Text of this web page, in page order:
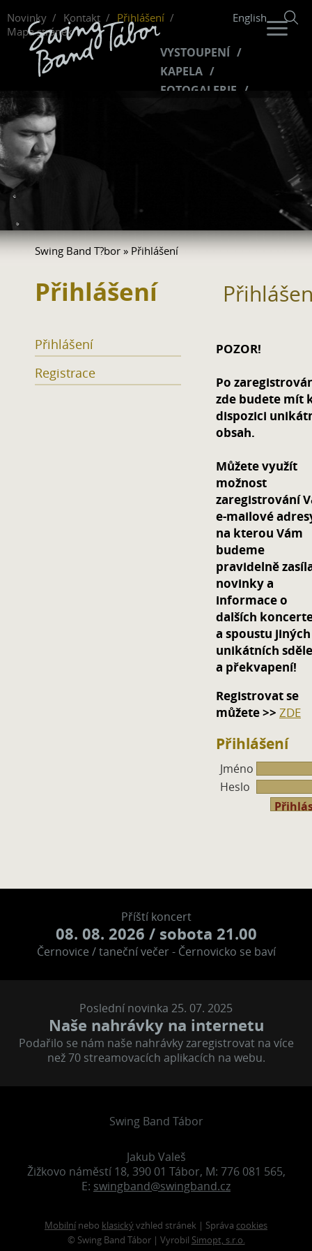
Novinky Kontakt
Přihlášení
Mapa stránek
English
VYSTOUPENÍ
KAPELA
FOTOGALERIE
Swing Band T?bor » Přihlášení
Přihlášení
Přihlášení
Registrace
POZOR!
Po
zde budete mít
dispozici
obsah.
Můžete využít
možnost
zaregistrování
e-mailové
na kterou Vám
budeme
pravidelně
novinky a
informace o
dalších
a spoustu jiných
unikátních
a překvapení!
Registrovat se
můžete >> ZDE
Přihlášení
Jméno
Heslo
Příští koncert
08. 08. 2026 / sobota 21.00
Černovice / taneční večer - Černovicko se baví
Poslední novinka 25. 07. 2025
Naše nahrávky na internetu
Podařilo se nám naše nahrávky zaregistrovat na více
než 70 streamovacích aplikacích na webu.
Swing Band Tábor
Jakub Valeš
Žižkovo náměstí 18, 390 01 Tábor, M: 776 081 565,
E: swingband@swingband.cz
Mobilní nebo klasickývzhled stránek | Správa cookies
© Swing Band Tábor | Vyrobil Simopt, s.r.o.